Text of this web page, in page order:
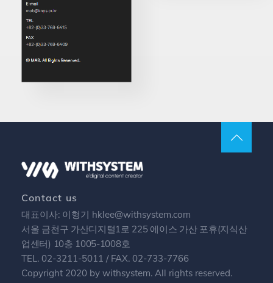
Contact us
대표이사: 이형기 hklee@withsystem.com
서울 금천구 가산디지털1로 225 에이스 가산 포휴(지식산
업센터) 10층 1005-1008호
TEL. 02-3211-5011 / FAX. 02-733-7766
Copyright 2020 by withsystem. All rights reserved.